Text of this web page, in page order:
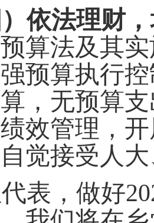
）依法理财
算法及其
预算执行
，无预算
效管理，
觉接受人
表， 做好